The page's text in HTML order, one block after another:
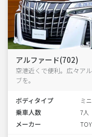
アルファード(702)
空港近くで便利。広々ア
ブを。
ボディタイプ ミ
乗車人数 7人
メーカー